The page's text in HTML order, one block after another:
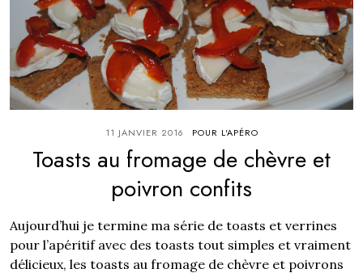
11 JANVIER 2016 POUR L'APÉRO
Toasts au fromage de chèvre et
poivron confits
Aujourd’hui je termine ma série de toasts et verrines
pour l’apéritif avec des toasts tout simples et vraiment
délicieux, les toasts au fromage de chèvre et poivrons